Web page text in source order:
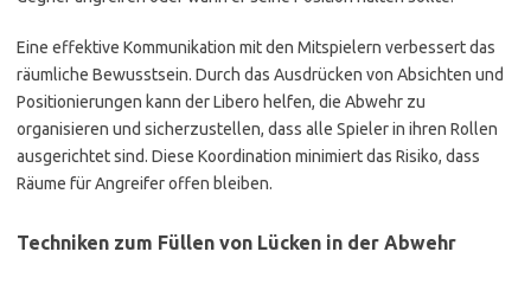
Eine effektive Kommunikation mit den Mitspielern verbessert das
räumliche Bewusstsein. Durch das Ausdrücken von Absichten und
Positionierungen kann der Libero helfen, die Abwehr zu
organisieren und sicherzustellen, dass alle Spieler in ihren Rollen
ausgerichtet sind. Diese Koordination minimiert das Risiko, dass
Räume für Angreifer offen bleiben.
Techniken zum Füllen von Lücken in der Abwehr